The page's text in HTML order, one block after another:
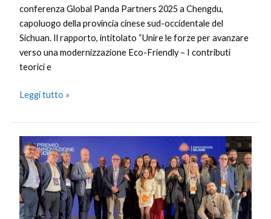
conferenza Global Panda Partners 2025 a Chengdu,
capoluogo della provincia cinese sud-occidentale del
Sichuan. Il rapporto, intitolato “Unire le forze per avanzare
verso una modernizzazione Eco-Friendly – I contributi
teorici e
Leggi tutto »
Premio
Innovazione
Sicilia
2025,
Archimede.world
è